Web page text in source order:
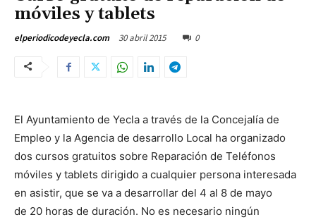
móviles y tablets
elperiodicodeyecla.com 30 abril 2015 0
El Ayuntamiento de Yecla a través de la Concejalía de
Empleo y la Agencia de desarrollo Local ha organizado
dos cursos gratuitos sobre Reparación de Teléfonos
móviles y tablets dirigido a cualquier persona interesada
en asistir, que se va a desarrollar del 4 al 8 de mayo
de 20 horas de duración. No es necesario ningún